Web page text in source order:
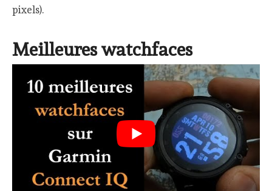
pixels).
Meilleures watchfaces